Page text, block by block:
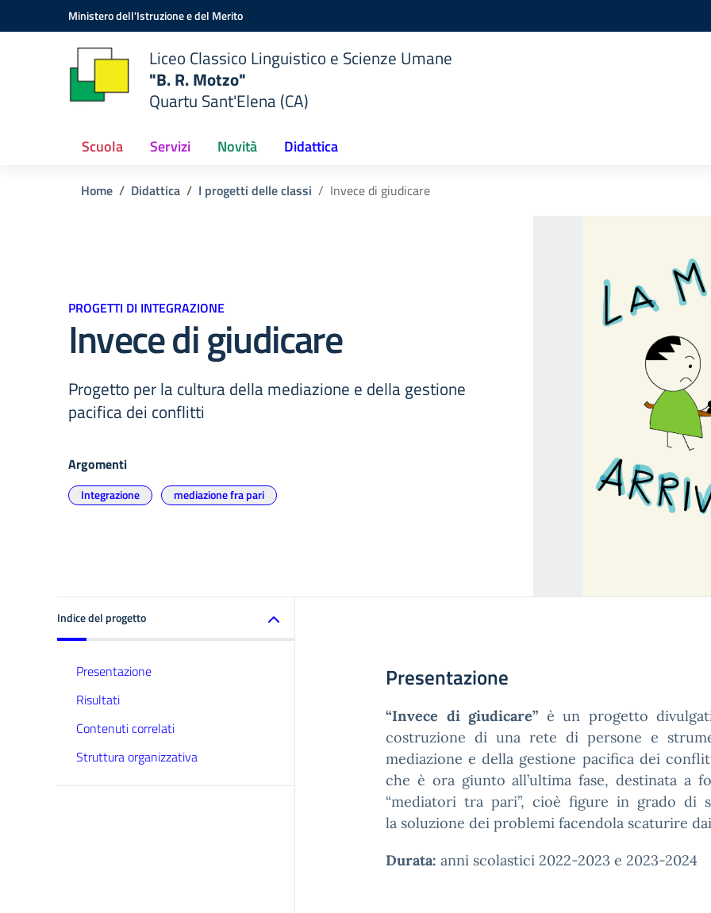
Vai ai contenuti
Vai al menu di navigazioneMinistero dell'Istruzione e del Merito
Liceo Classico Linguistico e Scienze Umane
"B. R. Motzo"
Quartu Sant'Elena (CA)
Scuola Servizi Novità Didattica
Home Didattica I progetti delle classi Invece di giudicare
PROGETTI DI INTEGRAZIONE
Invece di giudicare
Progetto per la cultura della mediazione e della gestione
pacifica dei conflitti
Argomenti
Integrazione mediazione fra pari
Indice del progetto
Presentazione
Risultati
Contenuti correlati
Struttura organizzativa
Presentazione
“Invece di giudicare” è un progetto
costruzione di una rete di persone e
mediazione e della gestione pacifica dei
che è ora giunto all’ultima fase, destinata a
“mediatori tra pari”, cioè figure in grado di
la soluzione dei problemi facendola scaturire
Durata: anni scolastici 2022-2023 e 2023-2024